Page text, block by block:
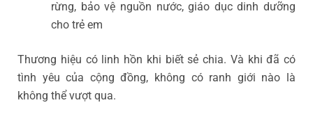
rừng, bảo vệ nguồn nước, giáo dục dinh dưỡng
cho trẻ em
Thương hiệu có linh hồn khi biết sẻ chia. Và khi đã có
tình yêu của cộng đồng, không có ranh giới nào là
không thể vượt qua.